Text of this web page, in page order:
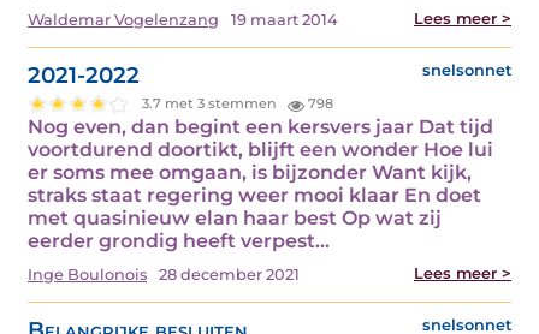
Waldemar Vogelenzang 19 maart 2014 Lees meer >
2021-2022 snelsonnet
3.7 met 3 stemmen 798
Nog even, dan begint een kersvers jaar Dat tijd
voortdurend doortikt, blijft een wonder Hoe lui
er soms mee omgaan, is bijzonder Want kijk,
straks staat regering weer mooi klaar En doet
met quasinieuw elan haar best Op wat zij
eerder grondig heeft verpest…
Inge Boulonois 28 december 2021 Lees meer >
snelsonnet